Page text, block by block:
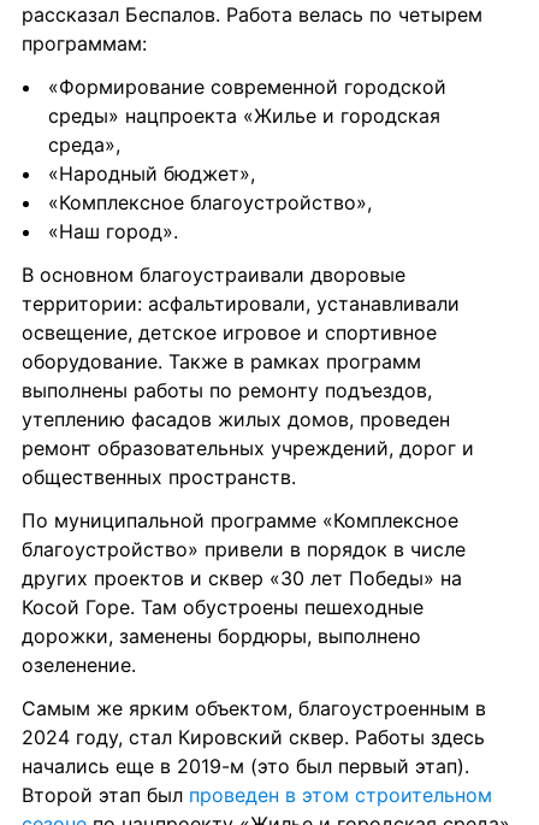
рассказал Беспалов. Работа велась по четырем
программам:
«Формирование современной городской
среды» нацпроекта «Жилье и городская
среда»,
«Народный бюджет»,
«Комплексное благоустройство»,
«Наш город».
В основном благоустраивали дворовые
территории: асфальтировали, устанавливали
освещение, детское игровое и спортивное
оборудование. Также в рамках программ
выполнены работы по ремонту подъездов,
утеплению фасадов жилых домов, проведен
ремонт образовательных учреждений, дорог и
общественных пространств.
По муниципальной программе «Комплексное
благоустройство» привели в порядок в числе
других проектов и сквер «30 лет Победы» на
Косой Горе. Там обустроены пешеходные
дорожки, заменены бордюры, выполнено
озеленение.
Самым же ярким объектом, благоустроенным в
2024 году, стал Кировский сквер. Работы здесь
начались еще в 2019-м (это был первый этап).
Второй этап был проведен в этом строительном